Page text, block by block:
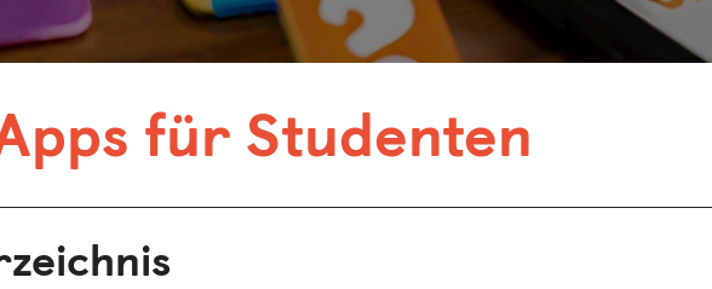
für Studenten